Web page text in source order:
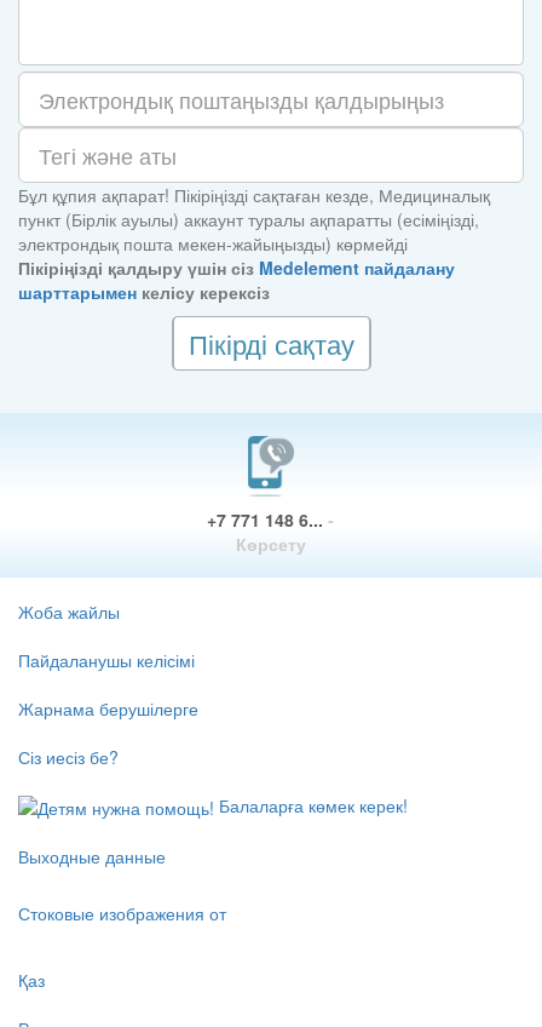
Бұл құпия ақпарат! Пікіріңізді сақтаған кезде, Медициналық
пункт (Бірлік ауылы) аккаунт туралы ақпаратты (есіміңізді,
электрондық пошта мекен-жайыңызды) көрмейді
Пікіріңізді қалдыру үшін сіз Medelement пайдалану
шарттарымен келісу керексіз
Пікірді сақтау
+7 771 148 6...-
Көрсету
Жоба жайлы
Пайдаланушы келісімі
Жарнама берушілерге
Сіз иесіз бе?
Балаларға көмек керек!
Выходные данные
Стоковые изображения от
Қаз